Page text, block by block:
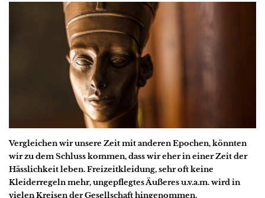
Vergleichen wir unsere Zeit mit anderen Epochen, könnten
wir zu dem Schluss kommen, dass wir eher in einer Zeit der
Hässlichkeit leben. Freizeitkleidung, sehr oft keine
Kleiderregeln mehr, ungepflegtes Äußeres u.v.a.m. wird in
vielen Kreisen der Gesellschaft hingenommen.